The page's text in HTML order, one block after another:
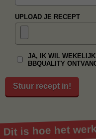
UPLOAD JE RECEPT
JA, IK WIL
BBQUALITY
Stuur recept in!
Dit is hoe het